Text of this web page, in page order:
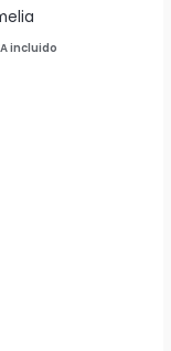
incluido